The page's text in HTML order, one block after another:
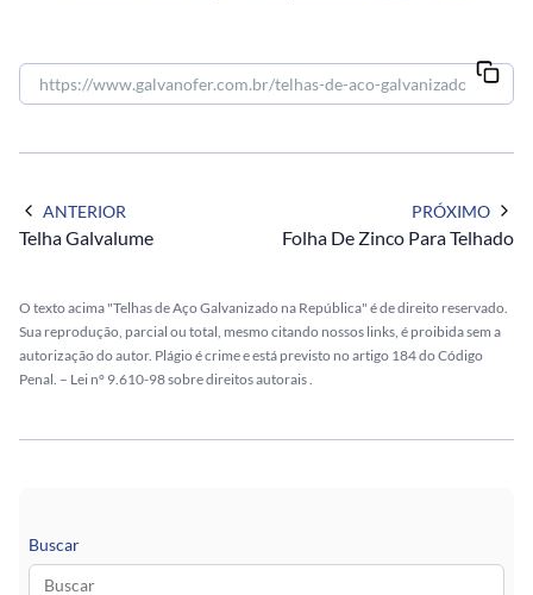
ANTERIOR
Telha Galvalume
PRÓXIMO
Folha De Zinco Para Telhado
O texto acima "Telhas de Aço Galvanizado na República" é de direito reservado.
Sua reprodução, parcial ou total, mesmo citando nossos links, é proibida sem a
autorização do autor. Plágio é crime e está previsto no artigo 184 do Código
Penal. – Lei n° 9.610-98 sobre direitos autorais
Buscar